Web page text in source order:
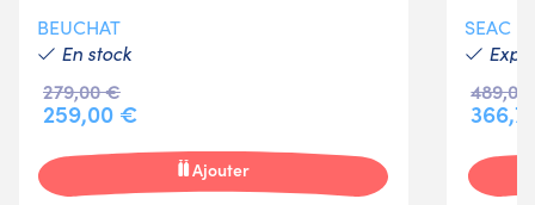
BEUCHAT
En stock
279,00 €
259,00 €
Ajouter
SEAC